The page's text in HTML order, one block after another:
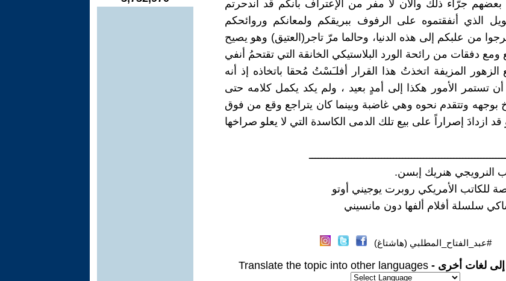
جرّاء ذلك والآن لا مفر من الإعتراف بأنكم قد اندحرتم
الذي أنفقتموه على الرفوف ببريقكم ولمعانكم وروائحكم
من علبكم إلى هذه الدنيا، وحالما مرّ تاجر(العتيق) وهو يصيح
ومع دفقات من رائحة الورد البلاستيكي الخانقة التي تقتحمُ أنفي
المزيفة اتخذتُ هذا القرار أفلـَسْتُ مُحقا باتخاذه إذ أنه
تستمر الأمور هكذا إلى أمدٍ بعيد ، ولم يكد يكمل كلامه حتى
وتتقدم نحوه وهي غاضبة وبينما كان يتراجع وقع من فوق
ازدادَ إصراراً على بيع تلك الدمى الكاسدة التي لا يعلو صراخها
#عبد_الفتاح_المطلبي (هاشتاغ)
لغات أخرى - Translate the topic into other languages